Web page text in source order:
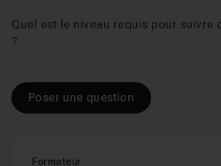
Formateur
Quel est le niveau requis pour suivre
?
Poser une question